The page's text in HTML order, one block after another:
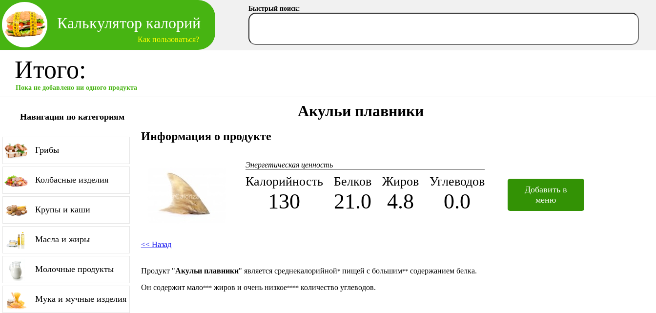
Калькулятор калорий
Как пользоваться?
Быстрый поиск:
Итого:
Пока не добавлено ни одного продукта
Навигация по категориям
Грибы
Колбасные изделия
Крупы и каши
Масла и жиры
Молочные продукты
Мука и мучные изделия
Акульи плавники
Информация о продукте
Калорийность
Энергетическая ценность
130
Белков
21.0
Жиров
4.8
Углеводов
0.0
Добавить в
меню
<< Назад
Продукт "Акульи плавники" является среднекалорийной*пищей с большим**содержанием белка.
Он содержит мало***жиров и очень низкое****количество углеводов.